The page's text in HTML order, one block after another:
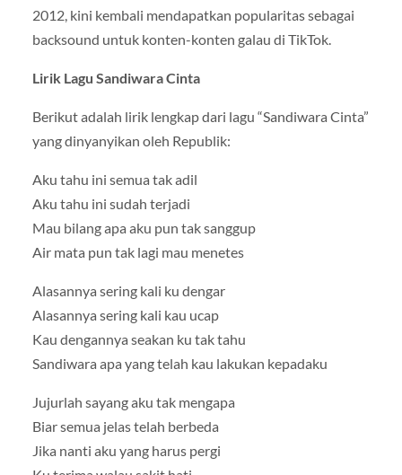
2012, kini kembali mendapatkan popularitas sebagai
backsound untuk konten-konten galau di TikTok.
Lirik Lagu Sandiwara Cinta
Berikut adalah lirik lengkap dari lagu “Sandiwara Cinta”
yang dinyanyikan oleh Republik:
Aku tahu ini semua tak adil
Aku tahu ini sudah terjadi
Mau bilang apa aku pun tak sanggup
Air mata pun tak lagi mau menetes
Alasannya sering kali ku dengar
Alasannya sering kali kau ucap
Kau dengannya seakan ku tak tahu
Sandiwara apa yang telah kau lakukan kepadaku
Jujurlah sayang aku tak mengapa
Biar semua jelas telah berbeda
Jika nanti aku yang harus pergi